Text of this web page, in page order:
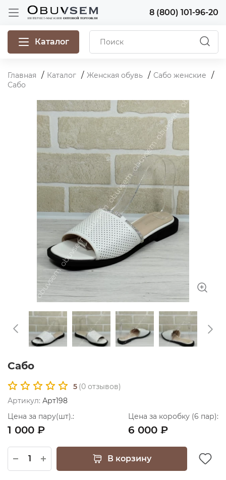
8 (800) 101-96-20
Каталог
Главная Каталог Женская обувь
Сабо женские
Сабо
Сабо
5 (0 отзывов)
Артикул: Арт198
Цена за пару(шт).:
1 000 ₽
Цена за коробку (6 пар):
6 000 ₽
В корзину